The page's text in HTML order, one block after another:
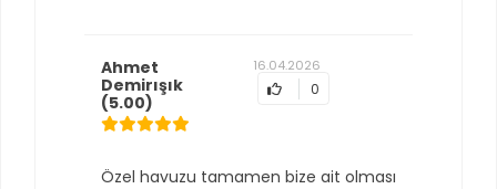
Ahmet
Demirışık
(5.00)
16.04.2026
0
Özel havuzu tamamen bize ait olması